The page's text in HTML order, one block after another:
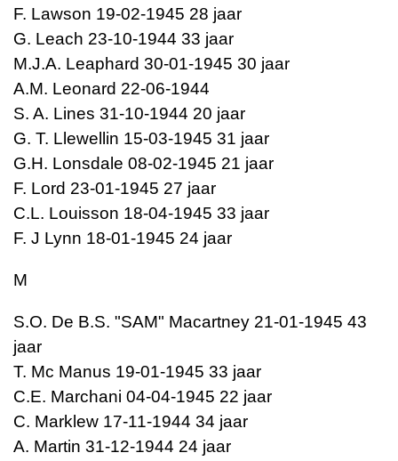
F. Lawson 19-02-1945 28 jaar
G. Leach 23-10-1944 33 jaar
M.J.A. Leaphard 30-01-1945 30 jaar
A.M. Leonard 22-06-1944
S. A. Lines 31-10-1944 20 jaar
G. T. Llewellin 15-03-1945 31 jaar
G.H. Lonsdale 08-02-1945 21 jaar
F. Lord 23-01-1945 27 jaar
C.L. Louisson 18-04-1945 33 jaar
F. J Lynn 18-01-1945 24 jaar
M
S.O. De B.S. "SAM" Macartney 21-01-1945 43
jaar
T. Mc Manus 19-01-1945 33 jaar
C.E. Marchani 04-04-1945 22 jaar
C. Marklew 17-11-1944 34 jaar
A. Martin 31-12-1944 24 jaar